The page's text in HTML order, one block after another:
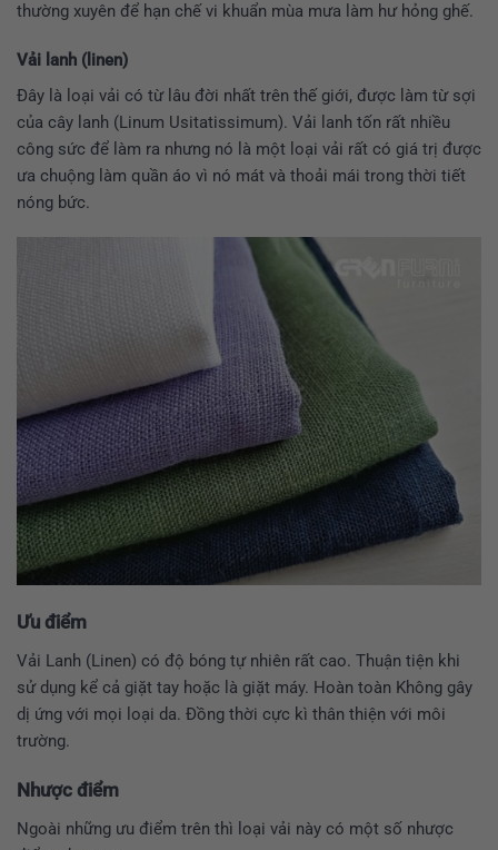
thường xuyên để hạn chế vi khuẩn mùa mưa làm hư hỏng ghế.
Vải lanh (linen)
Đây là loại vải có từ lâu đời nhất trên thế giới, được làm từ sợi
của cây lanh (Linum Usitatissimum). Vải lanh tốn rất nhiều
công sức để làm ra nhưng nó là một loại vải rất có giá trị được
ưa chuộng làm quần áo vì nó mát và thoải mái trong thời tiết
nóng bức.
Ưu điểm
Vải Lanh (Linen) có độ bóng tự nhiên rất cao. Thuận tiện khi
sử dụng kể cả giặt tay hoặc là giặt máy. Hoàn toàn Không gây
dị ứng với mọi loại da. Đồng thời cực kì thân thiện với môi
trường.
Nhược điểm
Ngoài những ưu điểm trên thì loại vải này có một số nhược